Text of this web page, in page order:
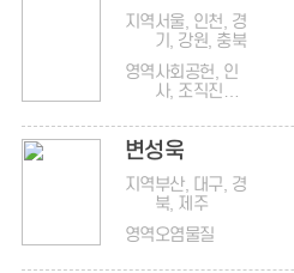
지역서울, 인천, 경
기, 강원, 충북
영역사회공헌, 인
사, 조직진단,
변성욱
지역부산, 대구, 경
북, 제주
영역오염물질